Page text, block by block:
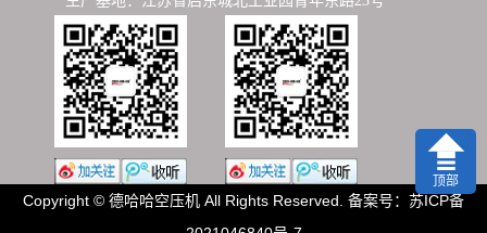
顶部
Copyright © 德哈哈空压机 All Rights Reserved. 备案号： 苏ICP备